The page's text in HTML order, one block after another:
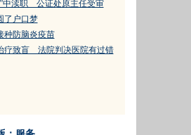
中渎职 公证处原主任受审
了户口梦
种防脑炎疫苗
疗致盲 法院判决医院有过错